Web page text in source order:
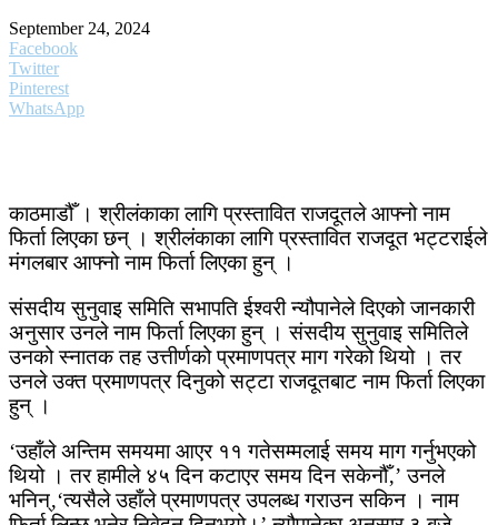
September 24, 2024
Facebook
Twitter
Pinterest
WhatsApp
काठमाडौँ । श्रीलंकाका लागि प्रस्तावित राजदूतले आफ्नो नाम
फिर्ता लिएका छन् । श्रीलंकाका लागि प्रस्तावित राजदूत भट्टराईले
मंगलबार आफ्नो नाम फिर्ता लिएका हुन् ।
संसदीय सुनुवाइ समिति सभापति ईश्वरी न्यौपानेले दिएको जानकारी
अनुसार उनले नाम फिर्ता लिएका हुन् । संसदीय सुनुवाइ समितिले
उनको स्नातक तह उत्तीर्णको प्रमाणपत्र माग गरेको थियो । तर
उनले उक्त प्रमाणपत्र दिनुको सट्टा राजदूतबाट नाम फिर्ता लिएका
हुन् ।
‘उहाँले अन्तिम समयमा आएर ११ गतेसम्मलाई समय माग गर्नुभएको
थियो । तर हामीले ४५ दिन कटाएर समय दिन सकेनौँ‚’ उनले
भनिन्‚‘त्यसैले उहाँले प्रमाणपत्र उपलब्ध गराउन सकिन । नाम